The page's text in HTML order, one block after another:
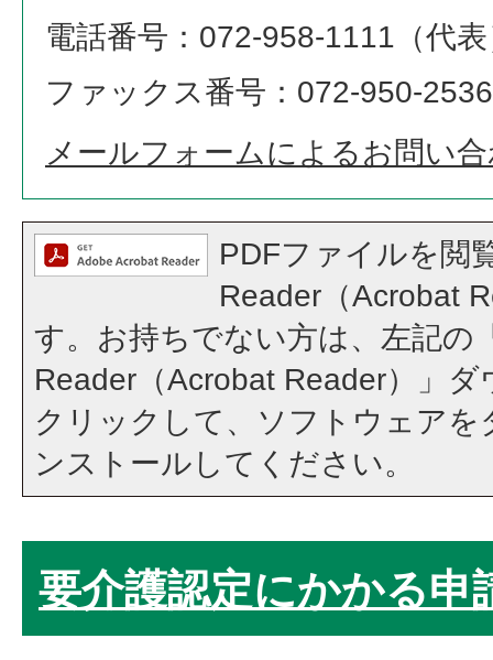
電話番号：072-958-1111（代
ファックス番号：072-950-2536
メールフォームによるお問い
PDFファイルを閲
Reader（Acrobat
す。お持ちでない方は、左記の
Reader（Acrobat Reader）」
クリックして、ソフトウェア
ンストールしてください。
要介護認定にかかる申